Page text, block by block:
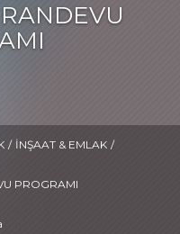
/ İNŞAAT & EMLAK /
PROGRAMI